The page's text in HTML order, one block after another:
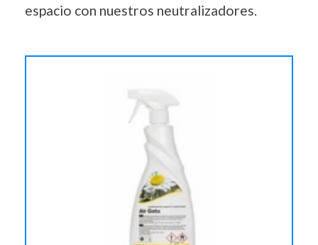
espacio con nuestros neutralizadores.